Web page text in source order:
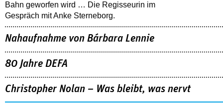
Bahn geworfen wird … Die Regisseurin im
Gespräch mit Anke Sterneborg.
Nahaufnahme von Bárbara Lennie
80 Jahre DEFA
Christopher Nolan – Was bleibt, was nervt